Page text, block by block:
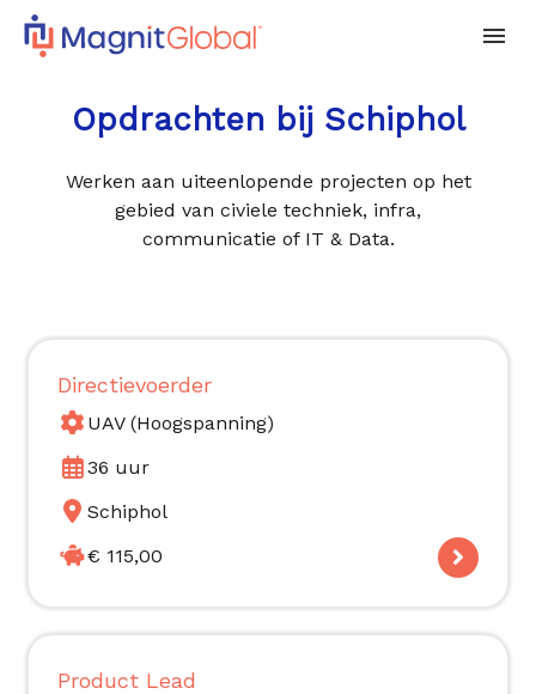
Opdrachten bij Schiphol
Werken aan uiteenlopende projecten op het
gebied van civiele techniek, infra,
communicatie of IT & Data.
Directievoerder
UAV (Hoogspanning)
36 uur
Schiphol
€ 115,00
Product Lead